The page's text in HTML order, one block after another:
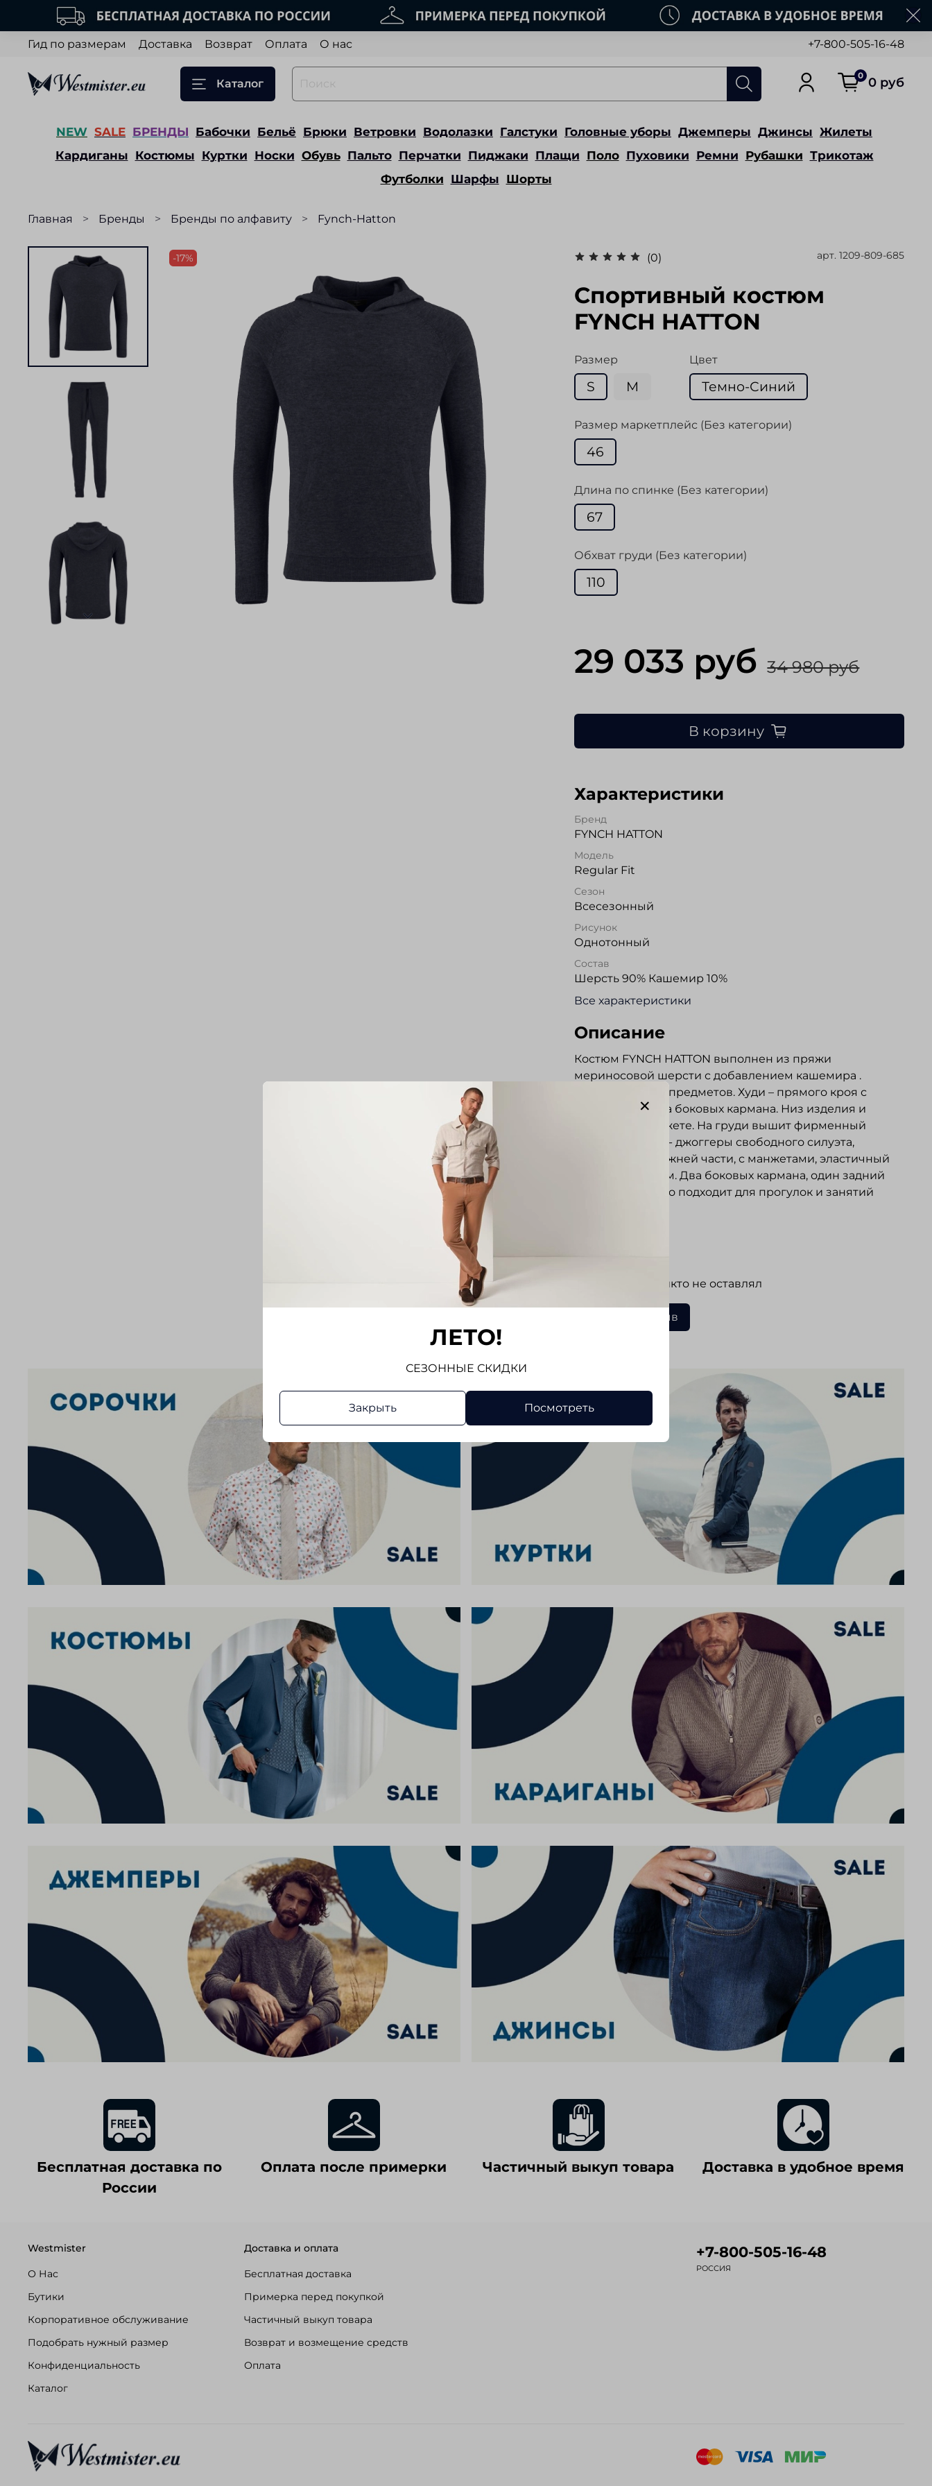
Гид по размерам Доставка Возврат Оплата О нас +7-800-505-16-48
Каталог
0 0 руб
NEW SALE БРЕНДЫ Бабочки Бельё Брюки Ветровки Водолазки Галстуки Головные уборы Джемперы Джинсы Жилеты
Кардиганы Костюмы Куртки Носки Обувь Пальто Перчатки Пиджаки Плащи Поло Пуховики Ремни Рубашки Трикотаж
Футболки Шарфы Шорты
Главная Бренды Бренды по алфавиту Fynch-Hatton
-17% (0) арт. 1209-809-685
Спортивный костюм
FYNCH HATTON
Размер
S M
Цвет
Темно-Синий
Размер маркетплейс (Без категории)
46
Длина по спинке (Без категории)
67
Обхват груди (Без категории)
110
29 033 руб 34 980 руб
В корзину
Характеристики
Бренд
FYNCH HATTON
Модель
Regular Fit
Сезон
Всесезонный
Рисунок
Однотонный
Состав
Шерсть 90% Кашемир 10%
Все характеристики
Описание
Костюм FYNCH HATTON выполнен из пряжи
мериносовой шерсти с добавлением кашемира .
Состоит из двух предметов. Худи – прямого кроя с
капюшоном. Два боковых кармана. Низ изделия и
рукавов на манжете. На груди вышит фирменный
логотип. Брюки - джоггеры свободного силуэта,
зауженные у нижней части, с манжетами, эластичный
пояс со шнурком. Два боковых кармана, один задний
карман . Отлично подходит для прогулок и занятий
Отзывов еще никто не оставлял
Написать отзыв
Бесплатная доставка по
России
Оплата после примерки Частичный выкуп товара Доставка в удобное время
Westmister
О Нас
Бутики
Корпоративное обслуживание
Подобрать нужный размер
Конфиденциальность
Каталог
Доставка и оплата
Бесплатная доставка
Примерка перед покупкой
Частичный выкуп товара
Возврат и возмещение средств
Оплата
+7-800-505-16-48
РОССИЯ
ЛЕТО!
СЕЗОННЫЕ СКИДКИ
Закрыть Посмотреть